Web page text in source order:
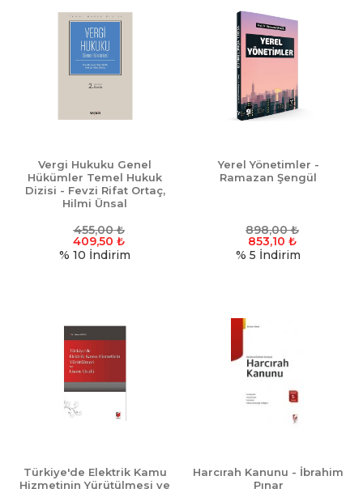
Vergi Hukuku Genel
Hükümler Temel Hukuk
Dizisi - Fevzi Rifat Ortaç,
Hilmi Ünsal
455,00₺
409,50 ₺
% 10 İndirim
Yerel Yönetimler -
Ramazan Şengül
898,00₺
853,10 ₺
% 5 İndirim
Türkiye'de Elektrik Kamu
Hizmetinin Yürütülmesi ve
Harcırah Kanunu - İbrahim
Pınar